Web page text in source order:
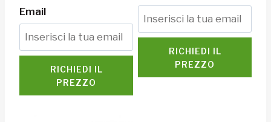
Email
RICHIEDI IL
PREZZO
RICHIEDI IL
PREZZO